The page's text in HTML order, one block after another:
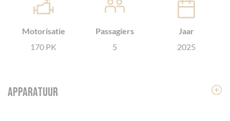
Motorisatie
170 PK
Passagiers
5
Jaar
2025
Apparatuur
Cookies beheer paneel